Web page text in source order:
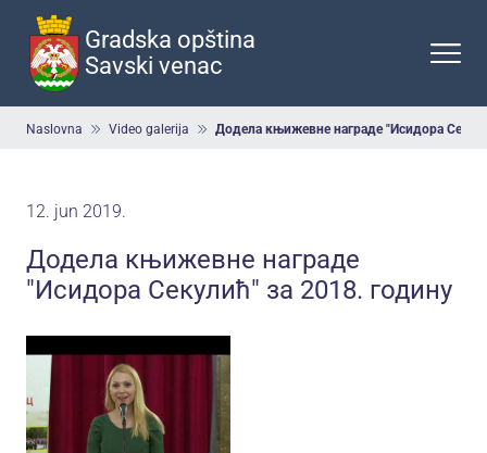
Preskoči
glavni
sadržaja
Gradska opština
Savski venac
Breadcrumb
Naslovna Video galerija Додела књижевне награде "Исидора
12. jun 2019.
Додела књижевне награде
"Исидора Секулић" за 2018. годину